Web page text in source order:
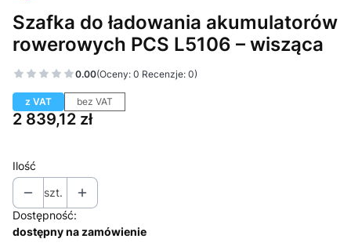
Szafka do ładowania akumulatorów
rowerowych PCS L5106 – wisząca
0.00(Oceny: 0 Recenzje: 0)
z VAT bez VAT
Cena
2 839,12 zł
Ilość
szt.
Dostępność:
dostępny na zamówienie